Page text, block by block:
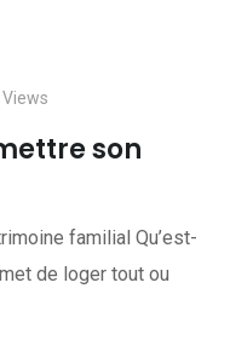
Views
son
familial Qu’est-
de loger tout ou